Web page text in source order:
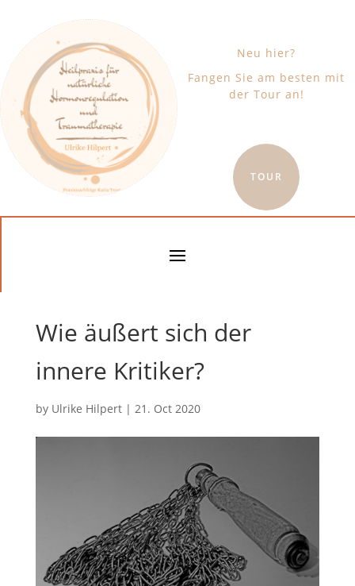
Neu hier?
Fangen Sie am besten mit
der Tour an!
TOUR
Wie äußert sich der
innere Kritiker?
by Ulrike Hilpert| 21. Oct 2020